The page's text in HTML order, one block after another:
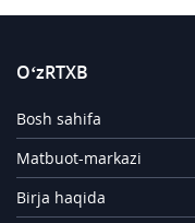
O‘zRTXB
Bosh sahifa
Matbuot-markazi
Birja haqida